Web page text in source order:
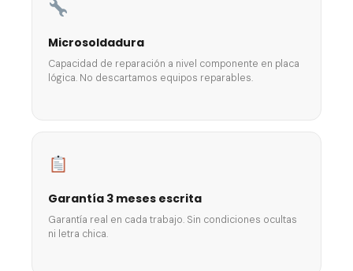
Microsoldadura
Capacidad de reparación a nivel componente en placa
lógica. No descartamos equipos reparables.
Garantía 3 meses escrita
Garantía real en cada trabajo. Sin condiciones ocultas
ni letra chica.